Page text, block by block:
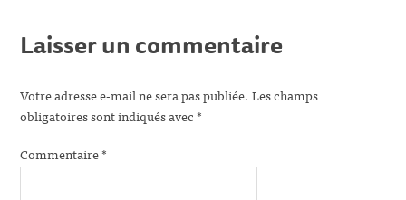
Laisser un commentaire
Votre adresse e-mail ne sera pas publiée. Les champs
obligatoires sont indiqués avec*
Commentaire*